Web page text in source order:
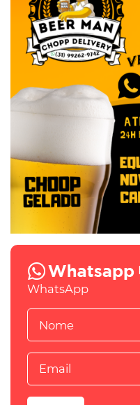
WhatsApp